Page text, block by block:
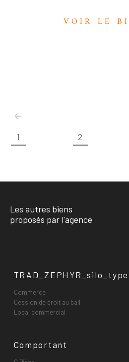
VOIR LE
1 2
Les autres biens
proposés par l'agence
Commerce
Cession de droit au bail
Local commercial
Comportant